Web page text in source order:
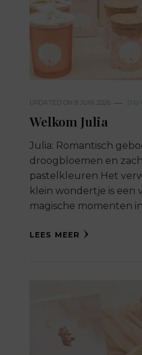
UPDATED ON 8 JUNI 2026
Welkom Julia
Julia: Romantisch
droogbloemen en
pastelkleuren Het
klein wondertje is een
magische momenten
LEES MEER